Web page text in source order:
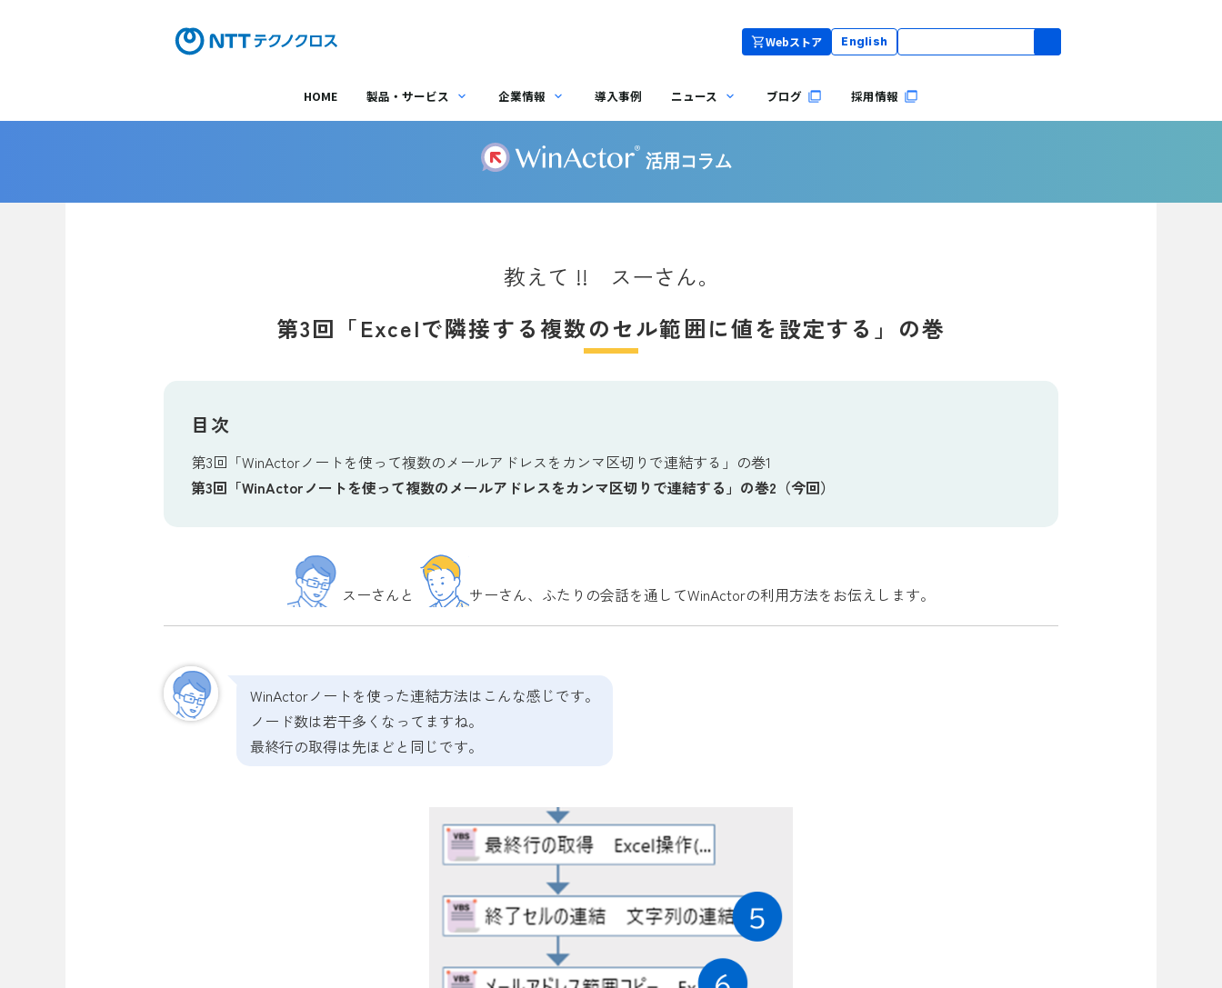
Webストア English
HOME 製品・サービス 企業情報 導入事例 ニュース ブログ 採用情報
教えて !! スーさん。
第3回「Excelで隣接する複数のセル範囲に値を設定する」の巻
目次
第3回「WinActorノートを使って複数のメールアドレスをカンマ区切りで連結する」の巻1
第3回「WinActorノートを使って複数のメールアドレスをカンマ区切りで連結する」の巻2（今回）
スーさんと サーさん、ふたりの会話を通してWinActorの利用方法をお伝えします。
WinActorノートを使った連結方法はこんな感じです。
ノード数は若干多くなってますね。
最終行の取得は先ほどと同じです。